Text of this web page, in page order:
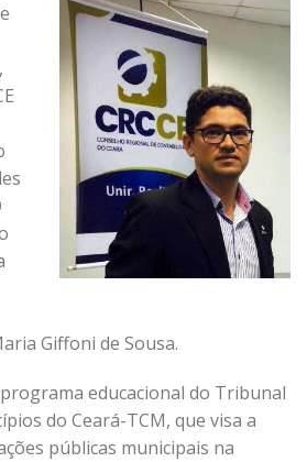
Giffoni de Sousa.
educacional do Tribunal
do Ceará-TCM, que visa a
públicas municipais na